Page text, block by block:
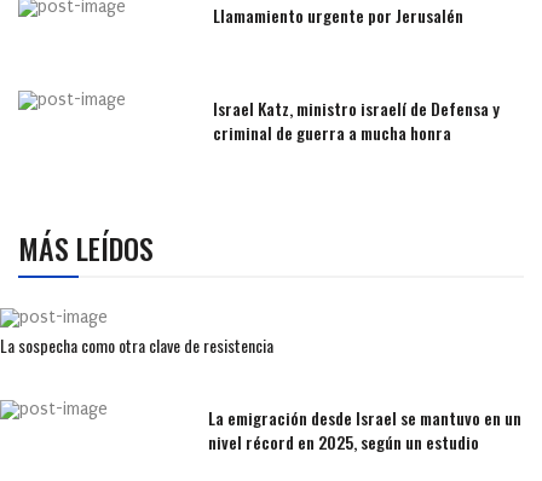
Llamamiento urgente por Jerusalén
Israel Katz, ministro israelí de Defensa y
criminal de guerra a mucha honra
MÁS LEÍDOS
La sospecha como otra clave de resistencia
La emigración desde Israel se mantuvo en un
nivel récord en 2025, según un estudio